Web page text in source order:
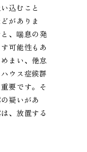
込むこと
がありま
、喘息の発
可能性もあ
まい、倦怠
ウス症候群
要です。そ
疑いがあ
、放置する